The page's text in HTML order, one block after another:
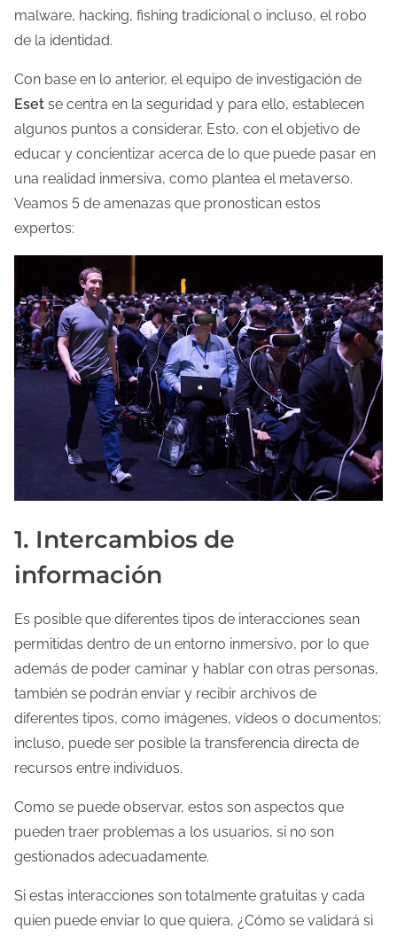
malware, hacking, fishing tradicional o incluso, el robo
de la identidad.
Con base en lo anterior, el equipo de investigación de
Eset se centra en la seguridad y para ello, establecen
algunos puntos a considerar. Esto, con el objetivo de
educar y concientizar acerca de lo que puede pasar en
una realidad inmersiva, como plantea el metaverso.
Veamos 5 de amenazas que pronostican estos
expertos:
1. Intercambios de
información
Es posible que diferentes tipos de interacciones sean
permitidas dentro de un entorno inmersivo, por lo que
además de poder caminar y hablar con otras personas,
también se podrán enviar y recibir archivos de
diferentes tipos, como imágenes, vídeos o documentos;
incluso, puede ser posible la transferencia directa de
recursos entre individuos.
Como se puede observar, estos son aspectos que
pueden traer problemas a los usuarios, si no son
gestionados adecuadamente.
Si estas interacciones son totalmente gratuitas y cada
quien puede enviar lo que quiera, ¿Cómo se validará si